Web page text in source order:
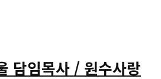
담임목사 / 원수사랑